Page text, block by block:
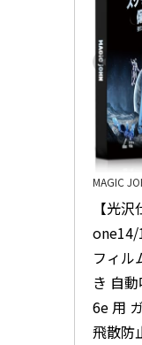
MAGIC
【光
one14/
フィル
き 自
6e 用
飛散防